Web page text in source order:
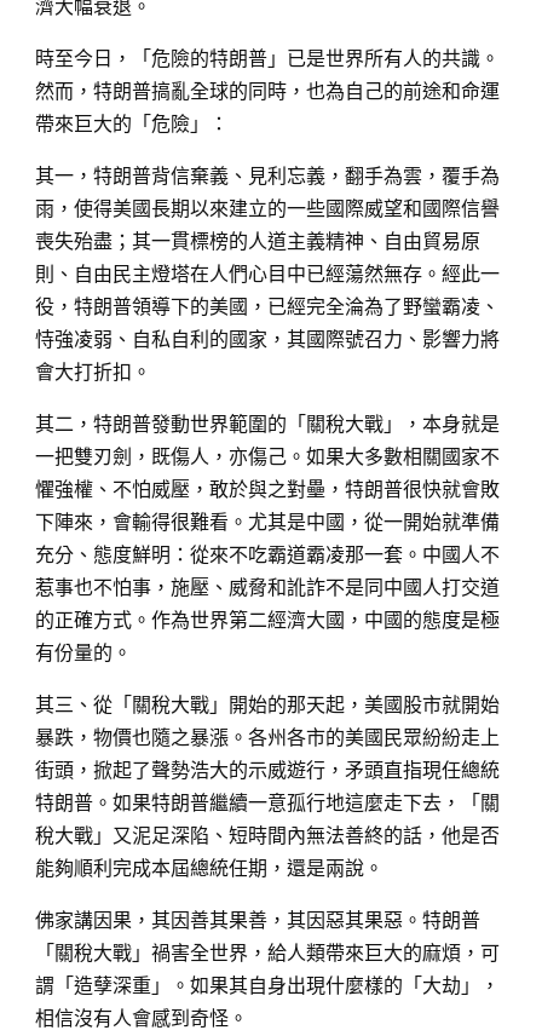
濟大幅衰退。
時至今日，「危險的特朗普」已是世界所有人的共識。
然而，特朗普搞亂全球的同時，也為自己的前途和命運
帶來巨大的「危險」：
其一，特朗普背信棄義、見利忘義，翻手為雲，覆手為
雨，使得美國長期以來建立的一些國際威望和國際信譽
喪失殆盡；其一貫標榜的人道主義精神、自由貿易原
則、自由民主燈塔在人們心目中已經蕩然無存。經此一
役，特朗普領導下的美國，已經完全淪為了野蠻霸凌、
恃強凌弱、自私自利的國家，其國際號召力、影響力將
會大打折扣。
其二，特朗普發動世界範圍的「關稅大戰」，本身就是
一把雙刃劍，既傷人，亦傷己。如果大多數相關國家不
懼強權、不怕威壓，敢於與之對壘，特朗普很快就會敗
下陣來，會輸得很難看。尤其是中國，從一開始就準備
充分、態度鮮明：從來不吃霸道霸凌那一套。中國人不
惹事也不怕事，施壓、威脅和訛詐不是同中國人打交道
的正確方式。作為世界第二經濟大國，中國的態度是極
有份量的。
其三、從「關稅大戰」開始的那天起，美國股市就開始
暴跌，物價也隨之暴漲。各州各市的美國民眾紛紛走上
街頭，掀起了聲勢浩大的示威遊行，矛頭直指現任總統
特朗普。如果特朗普繼續一意孤行地這麼走下去，「關
稅大戰」又泥足深陷、短時間內無法善終的話，他是否
能夠順利完成本屆總統任期，還是兩說。
佛家講因果，其因善其果善，其因惡其果惡。特朗普
「關稅大戰」禍害全世界，給人類帶來巨大的麻煩，可
謂「造孽深重」。如果其自身出現什麼樣的「大劫」，
相信沒有人會感到奇怪。